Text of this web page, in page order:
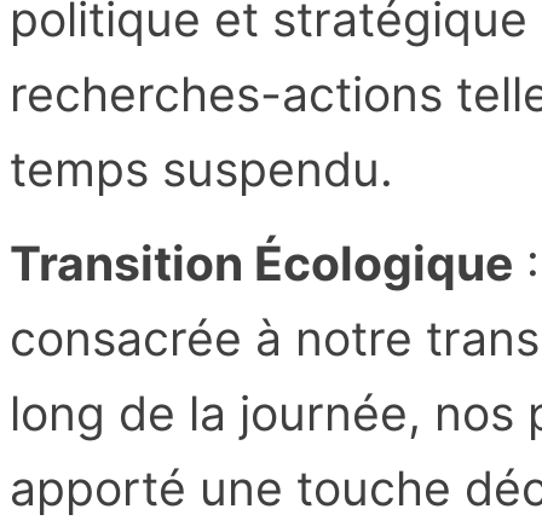
politique et
recherches-actions
temps suspendu.
Transition Écologique
consacrée à notre
long de la journée, nos
apporté une touche